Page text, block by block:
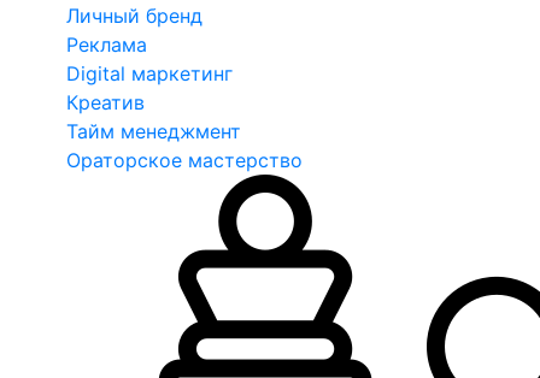
Личный бренд
Реклама
Digital маркетинг
Креатив
Тайм менеджмент
Ораторское мастерство